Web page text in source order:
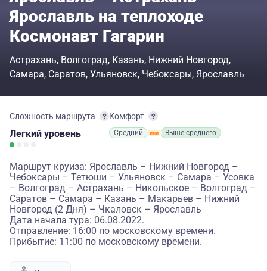
Ярославль на теплоходе
Космонавт Гагарин
Астрахань Волгоград Казань Нижний Новгород
Самара Саратов Ульяновск Чебоксары Ярославль
Сложность маршрута
Легкий уровень
Комфорт
Средний Выше среднего
Маршрут круиза: Ярославль – Нижний Новгород –
Чебоксары – Тетюши – Ульяновск – Самара – Усовка
– Волгоград – Астрахань – Никольское – Волгоград –
Саратов – Самара – Казань – Макарьев – Нижний
Новгород (2 Дня) – Чкаловск – Ярославль
Дата начала тура: 06.08.2022.
Отправление: 16:00 по московскому времени.
Прибытие: 11:00 по московскому времени.